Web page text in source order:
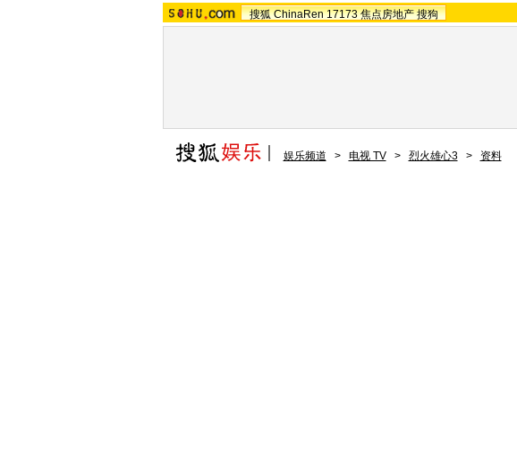
搜狐 ChinaRen 17173 焦点房地产 搜狗
娱乐频道 > 电视 TV > 烈火雄心3 > 资料